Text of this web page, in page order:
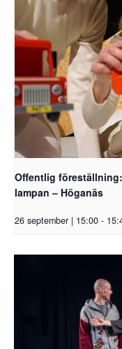
Offentlig
lampan – Höganäs
26 september | 15:00 -